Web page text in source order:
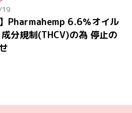
19
】Pharmahemp 6.6％オイル
分規制(THCV)の為 停止の